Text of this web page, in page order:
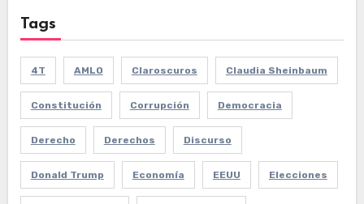
Tags
4T AMLO Claroscuros Claudia Sheinbaum
Constitución Corrupción Democracia
Derecho Derechos Discurso
Donald Trump Economía EEUU Elecciones